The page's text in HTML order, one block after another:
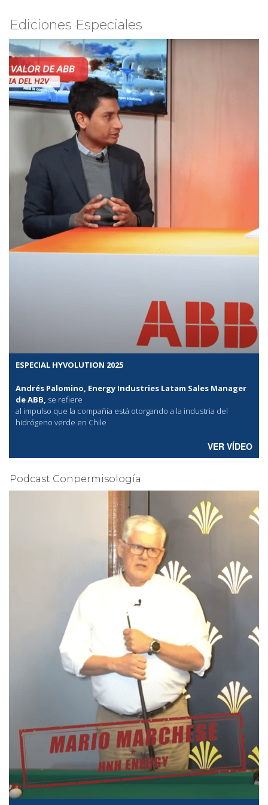
Ediciones Especiales
ESPECIAL HYVOLUTION 2025
Andrés Palomino, Energy Industries Latam Sales Manager
de ABB, se refiere
al impulso que la compañía está otorgando a la industria del
hidrógeno verde en Chile
VER VÍDEO
Podcast Conpermisología